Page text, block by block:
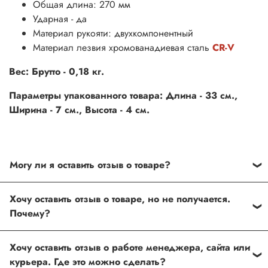
Общая длина: 270 мм
Ударная - да
Материал рукояти: двухкомпонентный
Материал лезвия хромованадиевая сталь CR-V
Вес: Брутто - 0,18 кг.
Параметры упакованного товара: Длина - 33 см.,
Ширина - 7 см., Высота - 4 см.
Могу ли я оставить отзыв о товаре?
специальное поле, где Вы можете оставить свой отзыв.
Также Вы можете присвоить товару от одной до пяти
звёзд. Все отзывы о товарах проходят модерацию.
Хочу оставить отзыв о товаре, но не получается.
Почему?
полей. Если поля заполнены корректно, то свяжитесь с
Хочу оставить отзыв о работе менеджера, сайта или
курьера. Где это можно сделать?